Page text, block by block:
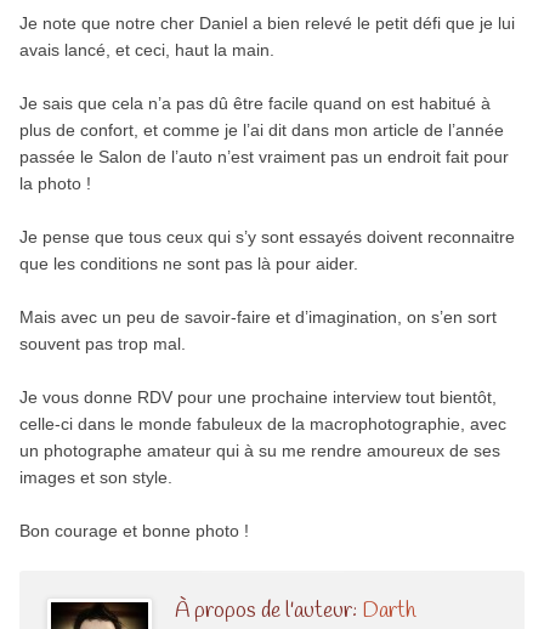
Je note que notre cher Daniel a bien relevé le petit défi que je lui
avais lancé, et ceci, haut la main.
Je sais que cela n’a pas dû être facile quand on est habitué à
plus de confort, et comme je l’ai dit dans mon article de l’année
passée le Salon de l’auto n’est vraiment pas un endroit fait pour
la photo !
Je pense que tous ceux qui s’y sont essayés doivent reconnaitre
que les conditions ne sont pas là pour aider.
Mais avec un peu de savoir-faire et d’imagination, on s’en sort
souvent pas trop mal.
Je vous donne RDV pour une prochaine interview tout bientôt,
celle-ci dans le monde fabuleux de la macrophotographie, avec
un photographe amateur qui à su me rendre amoureux de ses
images et son style.
Bon courage et bonne photo !
À propos de l'auteur: Darth